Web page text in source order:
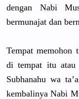
dengan Nabi
bermunajat dan
Tempat memohon
di tempat itu atau
Subhanahu wa
kembalinya Nabi